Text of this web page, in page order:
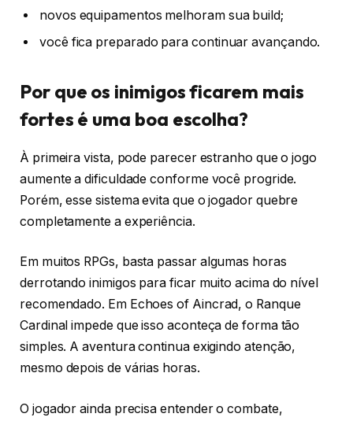
novos equipamentos melhoram sua build;
você fica preparado para continuar avançando.
Por que os inimigos ficarem mais
fortes é uma boa escolha?
À primeira vista, pode parecer estranho que o jogo
aumente a dificuldade conforme você progride.
Porém, esse sistema evita que o jogador quebre
completamente a experiência.
Em muitos RPGs, basta passar algumas horas
derrotando inimigos para ficar muito acima do nível
recomendado. Em Echoes of Aincrad, o Ranque
Cardinal impede que isso aconteça de forma tão
simples. A aventura continua exigindo atenção,
mesmo depois de várias horas.
O jogador ainda precisa entender o combate,